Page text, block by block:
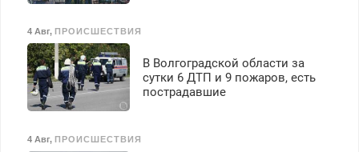
4 Авг, ПРОИСШЕСТВИЯ
В Волгоградской области за
сутки 6 ДТП и 9 пожаров, есть
пострадавшие
4 Авг, ПРОИСШЕСТВИЯ